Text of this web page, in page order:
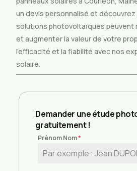
un devis personnalisé et
solutions photovoltaïques peuvent
et augmenter la valeur de votre
l’efficacité et la fiabilité avec nos
solaire.
Demander une étude
gratuitement !
Prénom Nom*